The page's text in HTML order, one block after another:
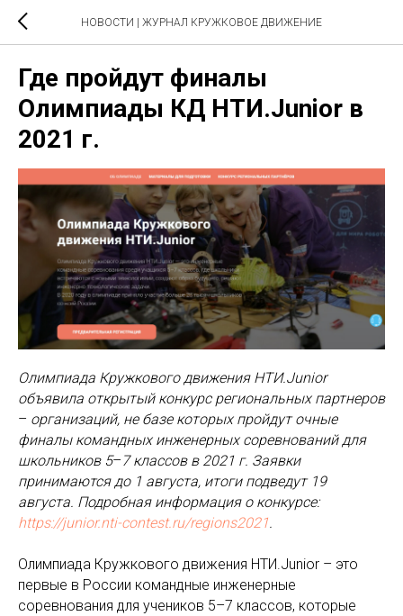
НОВОСТИ | ЖУРНАЛ КРУЖКОВОЕ ДВИЖЕНИЕ
Где пройдут финалы
Олимпиады КД НТИ.Junior в
2021 г.
Олимпиада Кружкового движения НТИ.Junior
объявила открытый конкурс региональных партнеров
– организаций, не базе которых пройдут очные
финалы командных инженерных соревнований для
школьников 5–7 классов в 2021 г. Заявки
принимаются до 1 августа, итоги подведут 19
августа. Подробная информация о конкурсе:
https://junior.nti-contest.ru/regions2021.
Олимпиада Кружкового движения НТИ.Junior – это
первые в России командные инженерные
соревнования для учеников 5–7 классов, которые